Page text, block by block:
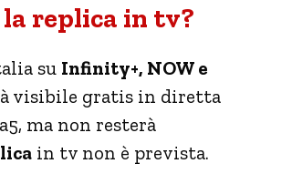
replica in tv?
su Infinity+, NOW e
visibile gratis in diretta
ma non resterà
in tv non è prevista.